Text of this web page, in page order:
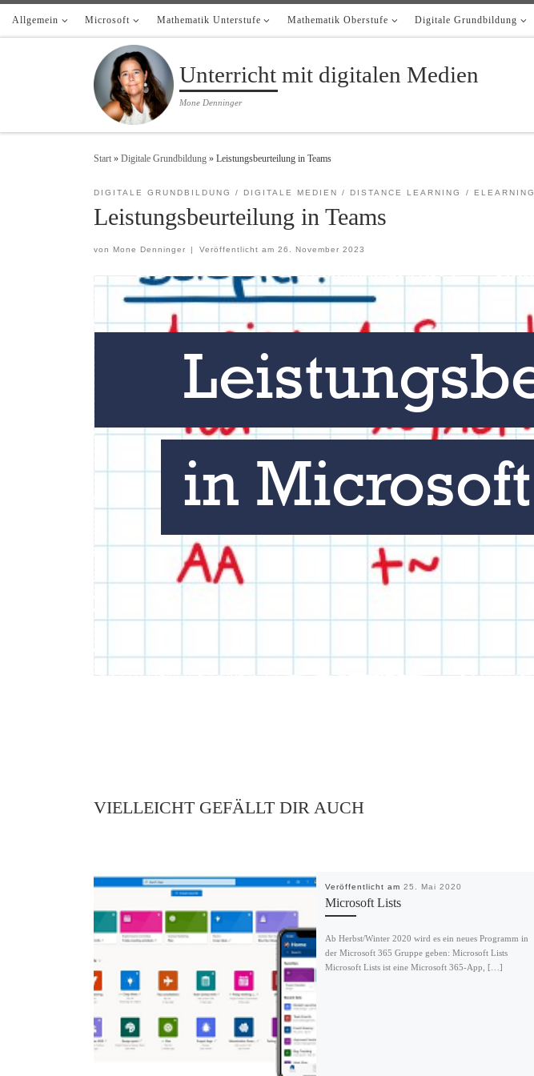
Zum Inhalt springen
Allgemein Microsoft Mathematik Unterstufe Mathematik Oberstufe Digitale Grundbildung
Unterricht mit digitalen Medien
Mone Denninger
Start » Digitale Grundbildung » Leistungsbeurteilung in Teams
DIGITALE GRUNDBILDUNG DIGITALE MEDIEN DISTANCE LEARNING ELEARNING
Leistungsbeurteilung in Teams
von Mone Denninger | Veröffentlicht am 26. November 2023
VIELLEICHT GEFÄLLT DIR AUCH
Veröffentlicht am 25. Mai 2020
Microsoft Lists
Ab Herbst/Winter 2020 wird es ein neues Programm in
der Microsoft 365 Gruppe geben: Microsoft Lists
Microsoft Lists ist eine Microsoft 365-App, […]